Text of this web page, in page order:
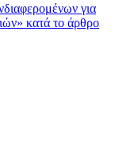
για
κατά το άρθρο